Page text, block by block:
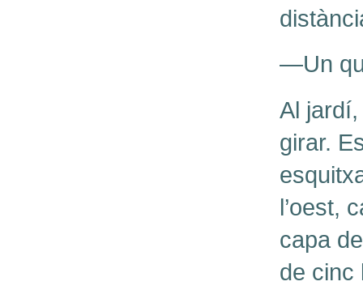
—Un
Al
girar.
l’oest,
capa
de cinc